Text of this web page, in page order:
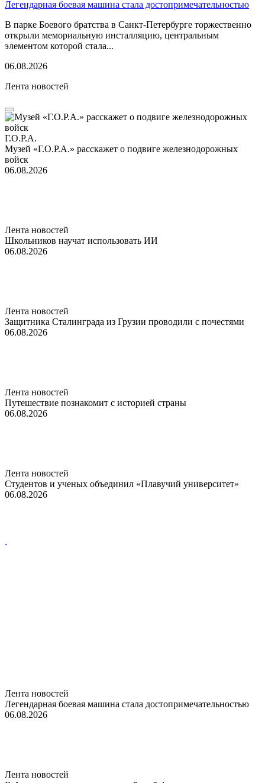
Легендарная боевая машина стала достопримечательностью
В парке Боевого братства в Санкт-Петербурге торжественно
открыли мемориальную инсталляцию, центральным
элементом которой стала...
06.08.2026
Лента новостей
Г.О.Р.А.
Музей «Г.О.Р.А.» расскажет о подвиге железнодорожных
войск
06.08.2026
Лента новостей
Школьников научат использовать ИИ
06.08.2026
Лента новостей
Защитника Сталинграда из Грузии проводили с почестями
06.08.2026
Лента новостей
Путешествие познакомит с историей страны
06.08.2026
Лента новостей
Студентов и ученых объединил «Плавучий университет»
06.08.2026
Лента новостей
Легендарная боевая машина стала достопримечательностью
06.08.2026
Лента новостей